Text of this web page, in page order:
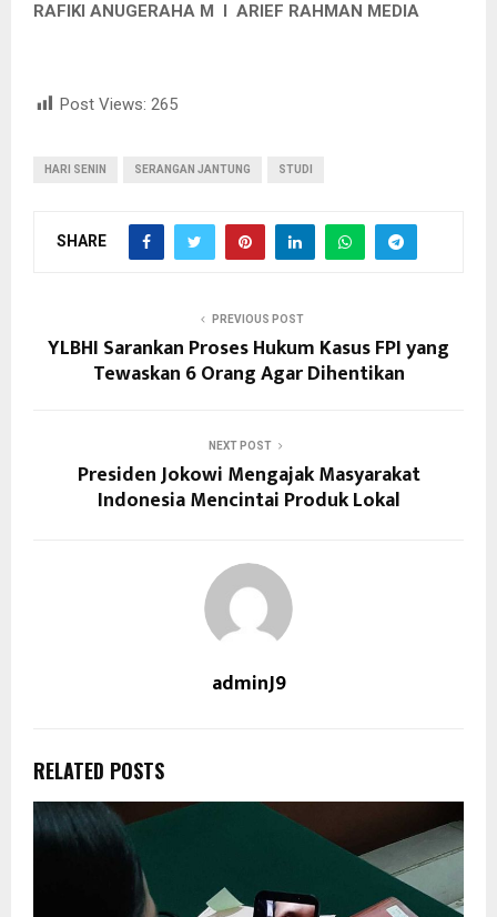
RAFIKI ANUGERAHA M I ARIEF RAHMAN MEDIA
Post Views: 265
HARI SENIN SERANGAN JANTUNG STUDI
SHARE
PREVIOUS POST
YLBHI Sarankan Proses Hukum Kasus FPI yang
Tewaskan 6 Orang Agar Dihentikan
NEXT POST
Presiden Jokowi Mengajak Masyarakat
Indonesia Mencintai Produk Lokal
adminJ9
RELATED POSTS